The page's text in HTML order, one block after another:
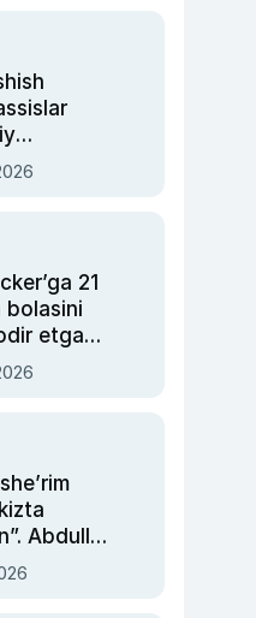
xavotir
21
bolasini
etgan
o‘qildi
Abdulla